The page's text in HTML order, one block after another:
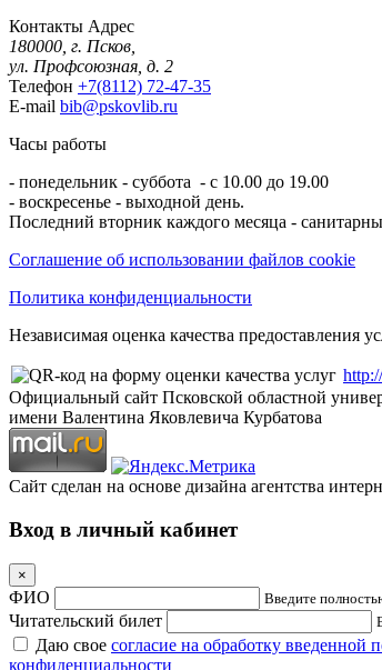
Контакты Адрес
180000, г. Псков,
ул. Профсоюзная, д. 2
Телефон +7(8112) 72-47-35
E-mail bib@pskovlib.ru
Часы работы
- понедельник - суббота - с 10.00 до 19.00
- воскресенье - выходной день.
Последний вторник каждого месяца -
Соглашение об использовании файлов cookie
Политика конфиденциальности
Независимая оценка качества предоставления
Официальный сайт Псковской областной
имени Валентина Яковлевича Курбатова
Сайт сделан на основе дизайна агентства
Вход в личный кабинет
×
ФИО Введите
Читательский билет
Даю свое согласие на обработку введенной
конфиденциальности